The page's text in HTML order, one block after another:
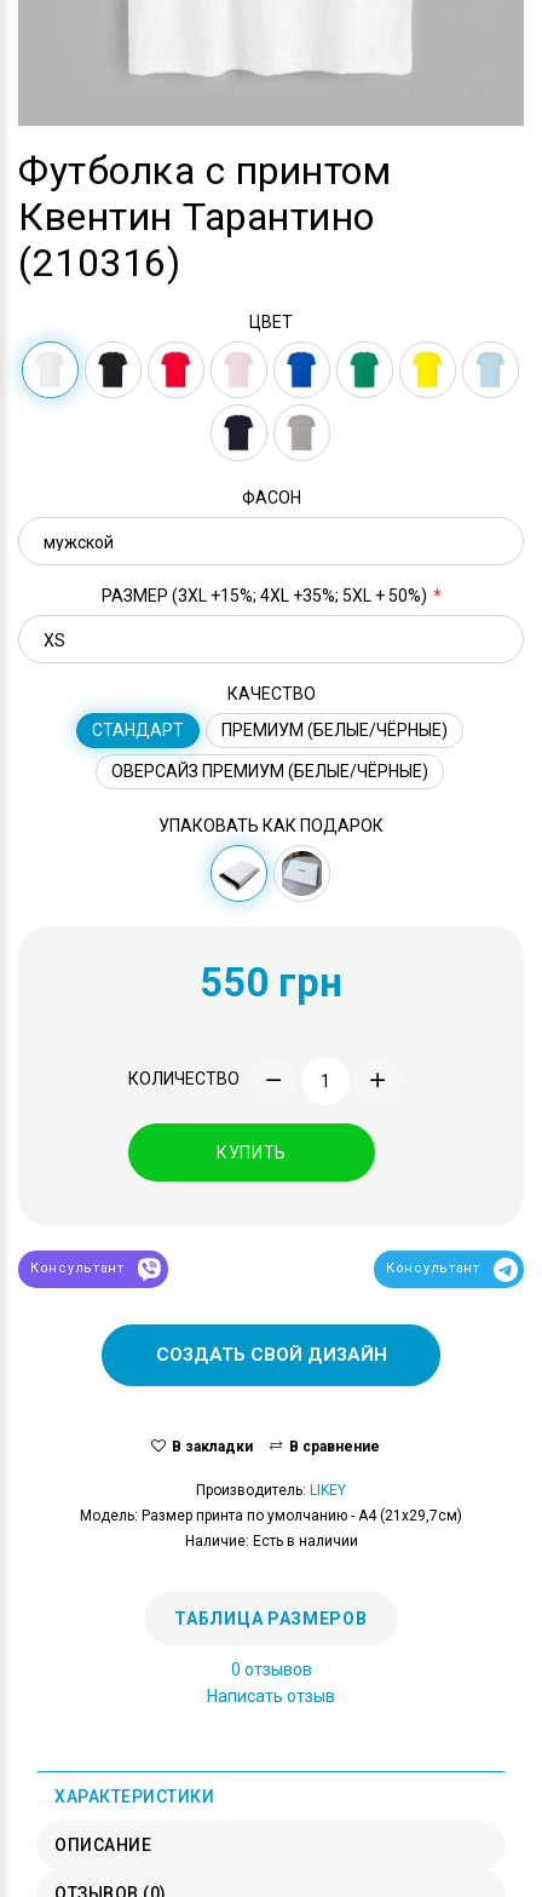
Футболка с принтом
Квентин Тарантино
(210316)
ЦВЕТ
ФАСОН
РАЗМЕР (3XL +15%; 4XL +35%; 5XL + 50%)
КАЧЕСТВО
СТАНДАРТ
ПРЕМИУМ (БЕЛЫЕ/ЧЁРНЫЕ)
ОВЕРСАЙЗ ПРЕМИУМ (БЕЛЫЕ/ЧЁРНЫЕ)
УПАКОВАТЬ КАК ПОДАРОК
550 грн
КОЛИЧЕСТВО
КУПИТЬ
Консультант Консультант
СОЗДАТЬ СВОЙ ДИЗАЙН
В закладки В сравнение
Производитель: LIKEY
Модель: Размер принта по умолчанию - А4 (21x29,7см)
Наличие: Есть в наличии
ТАБЛИЦА РАЗМЕРОВ
0 отзывов
Написать отзыв
ХАРАКТЕРИСТИКИ
ОПИСАНИЕ
ОТЗЫВОВ (0)